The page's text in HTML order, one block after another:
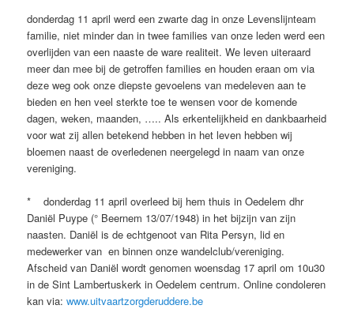
donderdag 11 april werd een zwarte dag in onze Levenslijnteam
familie, niet minder dan in twee families van onze leden werd een
overlijden van een naaste de ware realiteit. We leven uiteraard
meer dan mee bij de getroffen families en houden eraan om via
deze weg ook onze diepste gevoelens van medeleven aan te
bieden en hen veel sterkte toe te wensen voor de komende
dagen, weken, maanden, ….. Als erkentelijkheid en dankbaarheid
voor wat zij allen betekend hebben in het leven hebben wij
bloemen naast de overledenen neergelegd in naam van onze
vereniging.
* donderdag 11 april overleed bij hem thuis in Oedelem dhr
Daniël Puype (° Beernem 13/07/1948) in het bijzijn van zijn
naasten. Daniël is de echtgenoot van Rita Persyn, lid en
medewerker van en binnen onze wandelclub/vereniging.
Afscheid van Daniël wordt genomen woensdag 17 april om 10u30
in de Sint Lambertuskerk in Oedelem centrum. Online condoleren
kan via:www.uitvaartzorgderuddere.be